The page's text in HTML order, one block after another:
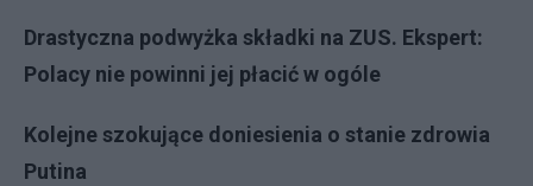
Drastyczna podwyżka składki na ZUS. Ekspert:
Polacy nie powinni jej płacić w ogóle
Kolejne szokujące doniesienia o stanie zdrowia
Putina